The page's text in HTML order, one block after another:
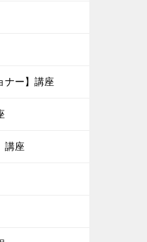
ナー】講座
講座